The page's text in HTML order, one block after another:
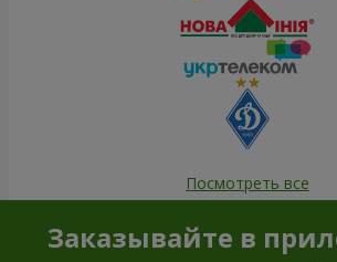
Посмотреть все
Заказывайте в